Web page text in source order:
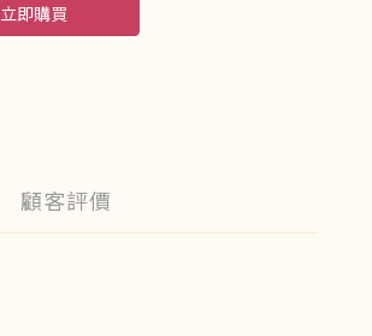
立即購買
顧客評價